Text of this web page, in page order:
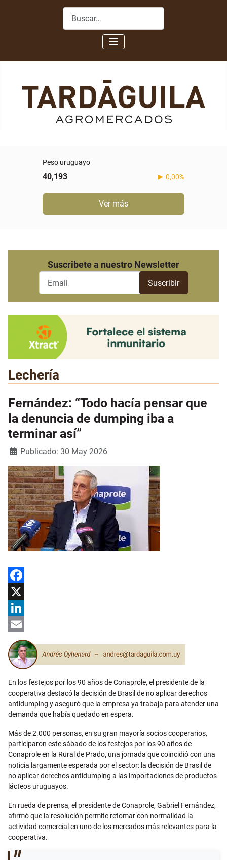
Buscar
Peso uruguayo
40,193 0,00%
Ver más
Suscribete a nuestro Newsletter
Lechería
Fernández: “Todo hacía pensar que
la denuncia de dumping iba a
terminar así”
Detalles
Publicado: 30 May 2026
Facebook
X
LinkedIn
Email
En los festejos por los 90 años de Conaprole, el presidente de la
cooperativa destacó la decisión de Brasil de no aplicar derechos
antidumping y aseguró que la empresa ya trabaja para atender una
demanda que había quedado en espera.
Más de 2.000 personas, en su gran mayoría socios cooperarios,
participaron este sábado de los festejos por los 90 años de
Conaprole en la Rural de Prado, una jornada que coincidió con una
noticia largamente esperada por el sector: la decisión de Brasil de
no aplicar derechos antidumping a las importaciones de productos
lácteos uruguayos.
En rueda de prensa, el presidente de Conaprole, Gabriel Fernández,
afirmó que la resolución permite retomar con normalidad la
actividad comercial en uno de los mercados más relevantes para la
cooperativa.